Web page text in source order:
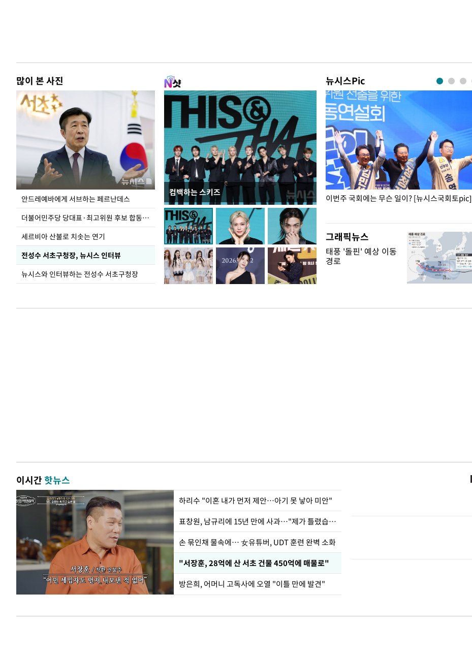
많이 본 사진
안드레예바에게 서브하는 페르난데스
더불어민주당 당대표·최고위원 후보 합동연설회
세르비아 산불로 치솟는 연기
전성수 서초구청장, 뉴시스 인터뷰
뉴시스와 인터뷰하는 전성수 서초구청장
컴백하는 스키즈
뉴시스Pic
이 대통령, 국가폭력 피해자에 위로·사과…"국가
가 책임지고 치유"
이번주 국회에는 무슨 일이? [뉴시스국회토pic]
그래픽뉴스
태풍 '돌핀' 예상 이동
경로
이시간핫뉴스
하리수 "이혼 내가 먼저 제안…아기 못 낳아 미안"
표창원, 남규리에 15년 만에 사과…"제가 틀렸습니다"
손 묶인채 물속에… 女유튜버, UDT 훈련 완벽 소화
"서장훈, 28억에 산 서초 건물 450억에 매물로"
방은희, 어머니 고독사에 오열 "이틀 만에 발견"